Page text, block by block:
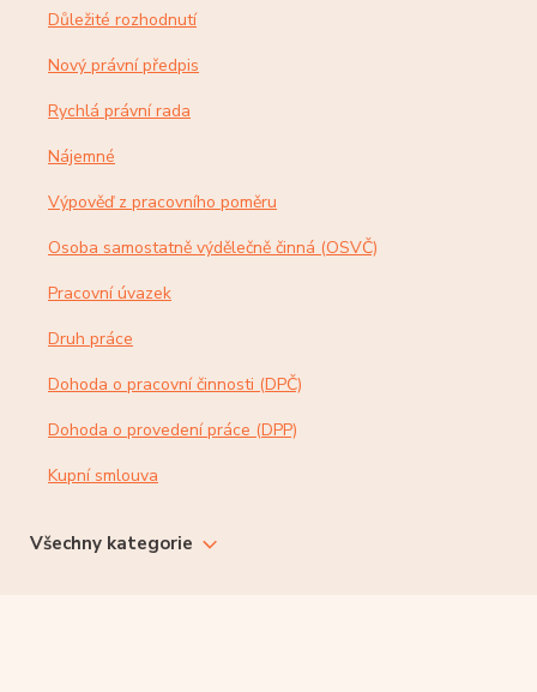
Důležité rozhodnutí
Nový právní předpis
Rychlá právní rada
Nájemné
Výpověď z pracovního poměru
Osoba samostatně výdělečně činná (OSVČ)
Pracovní úvazek
Druh práce
Dohoda o pracovní činnosti (DPČ)
Dohoda o provedení práce (DPP)
Kupní smlouva
Všechny kategorie